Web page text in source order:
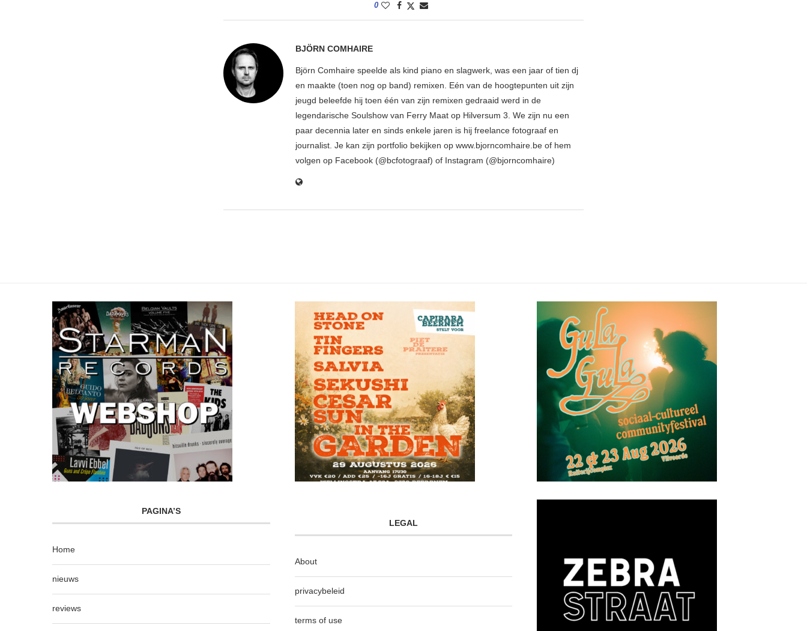
0
BJÖRN COMHAIRE
Björn Comhaire speelde als kind piano en slagwerk, was een jaar of tien dj
en maakte (toen nog op band) remixen. Eén van de hoogtepunten uit zijn
jeugd beleefde hij toen één van zijn remixen gedraaid werd in de
legendarische Soulshow van Ferry Maat op Hilversum 3. We zijn nu een
paar decennia later en sinds enkele jaren is hij freelance fotograaf en
journalist. Je kan zijn portfolio bekijken op www.bjorncomhaire.be of hem
volgen op Facebook (@bcfotograaf) of Instagram (@bjorncomhaire)
PAGINA’S
Home
nieuws
reviews
LEGAL
About
privacybeleid
terms of use